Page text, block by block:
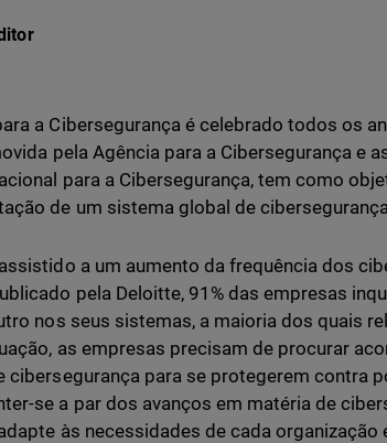
on Reddit
a Cibersegurança é celebrado todos os
pela Agência para a Cibersegurança e
para a Cibersegurança, tem como
de um sistema global de
a um aumento da frequência dos
pela Deloitte, 91% das empresas
nos seus sistemas, a maioria dos quais
as empresas precisam de procurar
para se protegerem contra
se a par dos avanços em matéria de
às necessidades de cada organização